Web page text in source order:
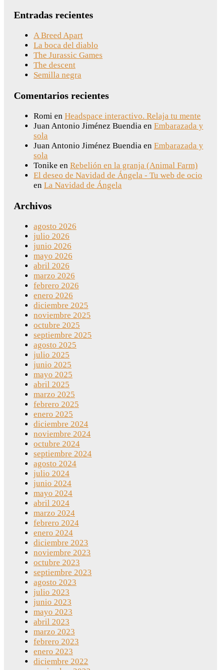
Entradas recientes
A Breed Apart
La boca del diablo
The Jurassic Games
The descent
Semilla negra
Comentarios recientes
Romi en Headspace interactivo. Relaja tu mente
Juan Antonio Jiménez Buendia en Embarazada y
sola
Juan Antonio Jiménez Buendia en Embarazada y
sola
Tonike en Rebelión en la granja (Animal Farm)
El deseo de Navidad de Ángela - Tu web de ocio
en La Navidad de Ángela
Archivos
agosto 2026
julio 2026
junio 2026
mayo 2026
abril 2026
marzo 2026
febrero 2026
enero 2026
diciembre 2025
noviembre 2025
octubre 2025
septiembre 2025
agosto 2025
julio 2025
junio 2025
mayo 2025
abril 2025
marzo 2025
febrero 2025
enero 2025
diciembre 2024
noviembre 2024
octubre 2024
septiembre 2024
agosto 2024
julio 2024
junio 2024
mayo 2024
abril 2024
marzo 2024
febrero 2024
enero 2024
diciembre 2023
noviembre 2023
octubre 2023
septiembre 2023
agosto 2023
julio 2023
junio 2023
mayo 2023
abril 2023
marzo 2023
febrero 2023
enero 2023
diciembre 2022